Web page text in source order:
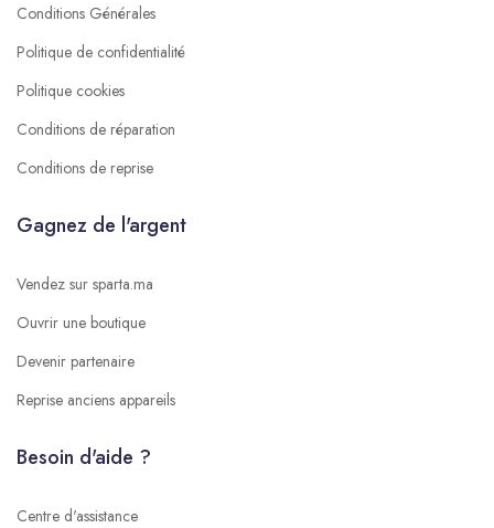
Conditions Générales
Politique de confidentialité
Politique cookies
Conditions de réparation
Conditions de reprise
Gagnez de l'argent
Vendez sur sparta.ma
Ouvrir une boutique
Devenir partenaire
Reprise anciens appareils
Besoin d'aide ?
Centre d'assistance